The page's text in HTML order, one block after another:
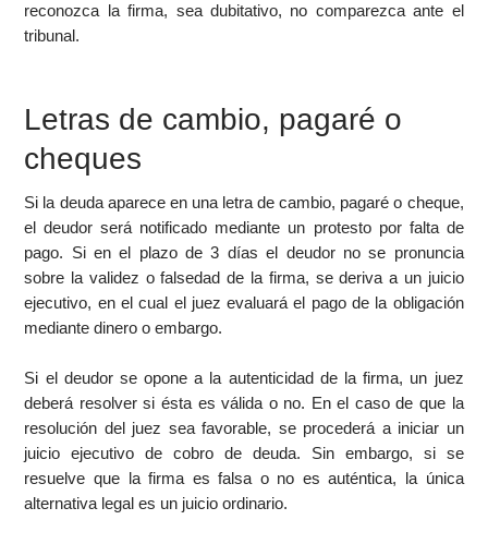
reconozca la firma, sea dubitativo, no comparezca ante el
tribunal.
Letras de cambio, pagaré o
cheques
Si la deuda aparece en una letra de cambio, pagaré o cheque,
el deudor será notificado mediante un protesto por falta de
pago. Si en el plazo de 3 días el deudor no se pronuncia
sobre la validez o falsedad de la firma, se deriva a un juicio
ejecutivo, en el cual el juez evaluará el pago de la obligación
mediante dinero o embargo.
Si el deudor se opone a la autenticidad de la firma, un juez
deberá resolver si ésta es válida o no. En el caso de que la
resolución del juez sea favorable, se procederá a iniciar un
juicio ejecutivo de cobro de deuda. Sin embargo, si se
resuelve que la firma es falsa o no es auténtica, la única
alternativa legal es un juicio ordinario.